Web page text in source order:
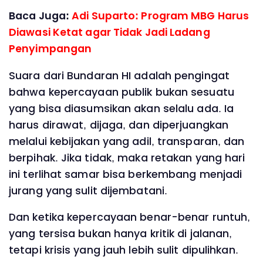
Baca Juga:Adi Suparto: Program MBG Harus
Diawasi Ketat agar Tidak Jadi Ladang
Penyimpangan
Suara dari Bundaran HI adalah pengingat
bahwa kepercayaan publik bukan sesuatu
yang bisa diasumsikan akan selalu ada. Ia
harus dirawat, dijaga, dan diperjuangkan
melalui kebijakan yang adil, transparan, dan
berpihak. Jika tidak, maka retakan yang hari
ini terlihat samar bisa berkembang menjadi
jurang yang sulit dijembatani.
Dan ketika kepercayaan benar-benar runtuh,
yang tersisa bukan hanya kritik di jalanan,
tetapi krisis yang jauh lebih sulit dipulihkan.